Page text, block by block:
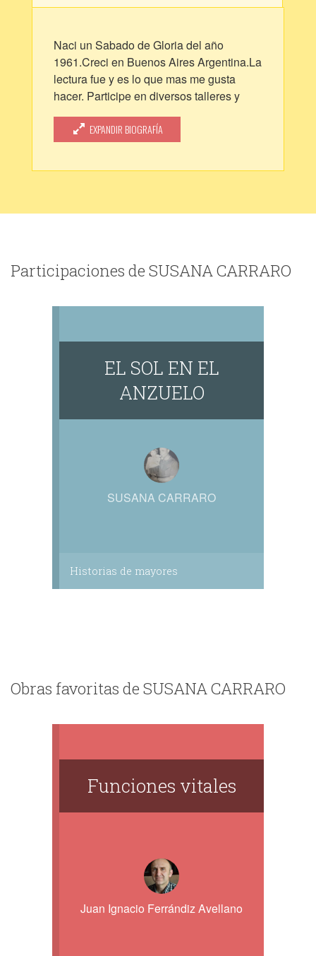
Naci un Sabado de Gloria del año
1961.Creci en Buenos Aires Argentina.La
lectura fue y es lo que mas me gusta
hacer. Participe en diversos talleres y
varios centros culturales y bibliotecas.
Trabaje mucho y termone una novela
"Huaqueros" mi gran orgullo. Tengo una
realidad.
EXPANDIR BIOGRAFÍA
Participaciones de SUSANA CARRARO
EL SOL EN EL
ANZUELO
SUSANA CARRARO
Historias de mayores
Obras favoritas de SUSANA CARRARO
Funciones vitales
Juan Ignacio Ferrándiz Avellano